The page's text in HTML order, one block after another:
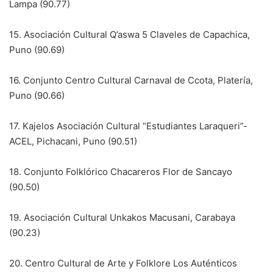
Lampa (90.77)
15. Asociación Cultural Q’aswa 5 Claveles de Capachica,
Puno (90.69)
16. Conjunto Centro Cultural Carnaval de Ccota, Platería,
Puno (90.66)
17. Kajelos Asociación Cultural “Estudiantes Laraqueri”-
ACEL, Pichacani, Puno (90.51)
18. Conjunto Folklórico Chacareros Flor de Sancayo
(90.50)
19. Asociación Cultural Unkakos Macusani, Carabaya
(90.23)
20. Centro Cultural de Arte y Folklore Los Auténticos